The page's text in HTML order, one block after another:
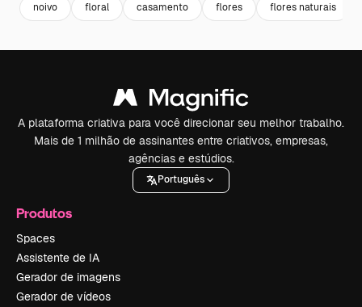
noivo floral casamento flores flores naturais
A plataforma criativa para você direcionar seu melhor trabalho.
Mais de 1 milhão de assinantes entre criativos, empresas,
agências e estúdios.
Português
Produtos
Spaces
Assistente de IA
Gerador de imagens
Gerador de vídeos